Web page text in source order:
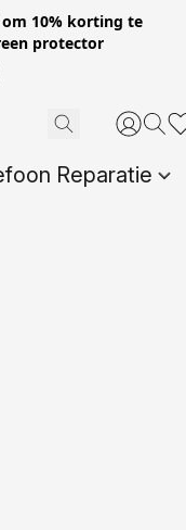
om 10% korting te
protector
Reparatie